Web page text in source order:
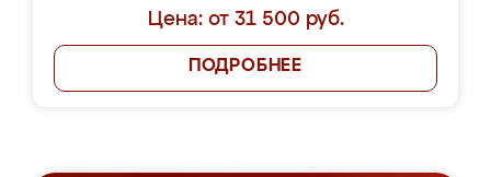
Цена: от 31 500 руб.
ПОДРОБНЕЕ